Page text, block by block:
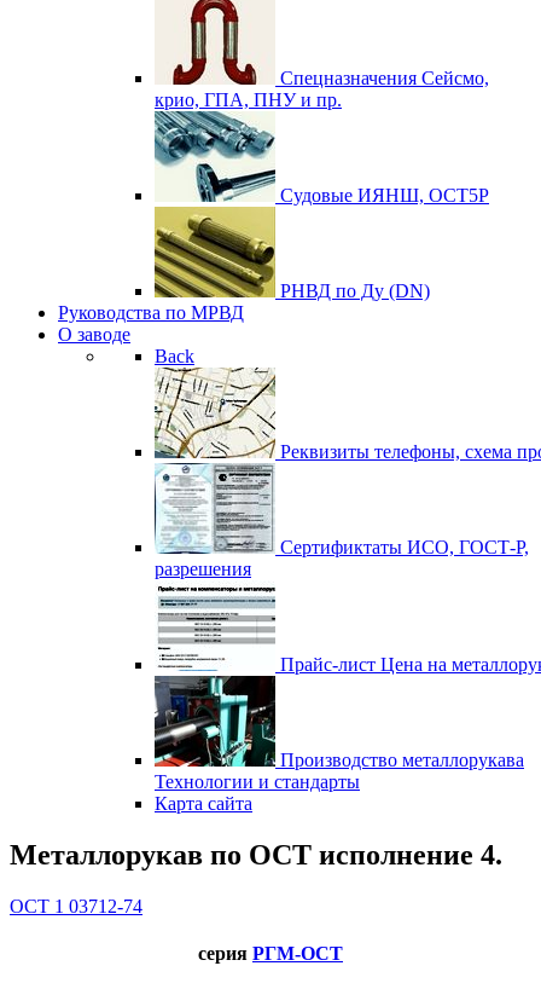
Спецназначения Сейсмо,
крио, ГПА, ПНУ и пр.
Судовые ИЯНШ, ОСТ5Р
РНВД по Ду (DN)
Руководства по МРВД
О заводе
Back
Реквизиты телефоны, схема
Сертификтаты ИСО, ГОСТ-Р,
разрешения
Прайс-лист Цена на
Производство металлорукава
Технологии и стандарты
Карта сайта
Металлорукав по ОСТ исполнение 4.
ОСТ 1 03712-74
серия РГМ-ОСТ